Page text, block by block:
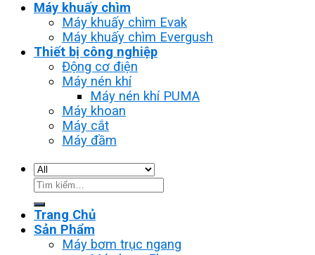
Máy khuấy chìm
Máy khuấy chìm Evak
Máy khuấy chìm Evergush
Thiết bị công nghiệp
Động cơ điện
Máy nén khí
Máy nén khí PUMA
Máy khoan
Máy cắt
Máy đầm
Tìm
kiếm:
Trang Chủ
Sản Phẩm
Máy bơm trục ngang